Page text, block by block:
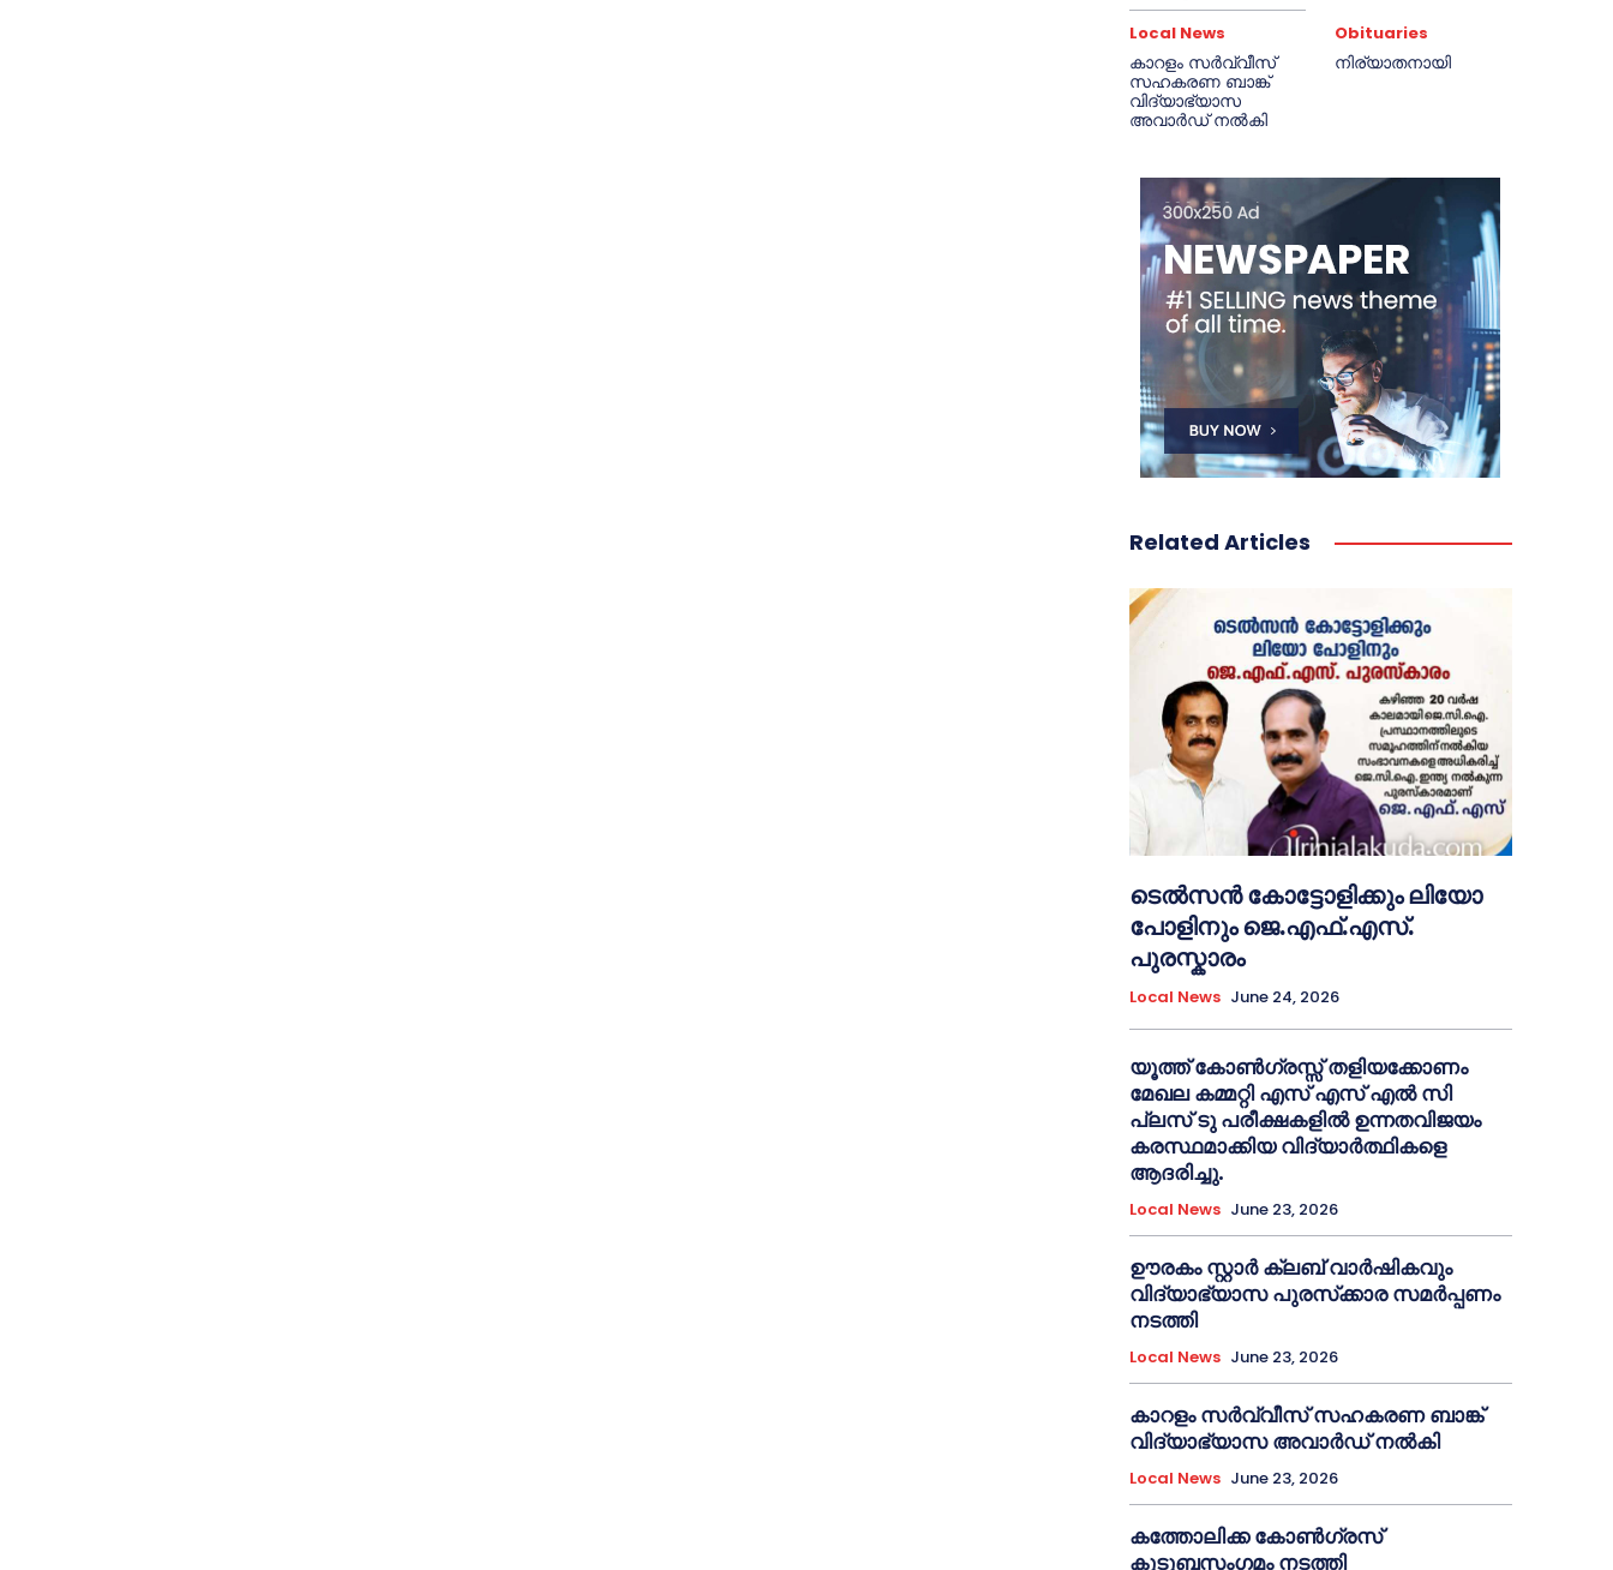
Local News
കാറളം സർവ്വീസ്
സഹകരണ ബാങ്ക്
വിദ്യാഭ്യാസ
അവാർഡ് നൽകി
Obituaries
നിര്യാതനായി
Related Articles
ടെൽസൻ കോട്ടോളിക്കും ലിയോ
പോളിനും ജെ.എഫ്.എസ്.
പുരസ്കാരം
Local News June 24, 2026
യൂത്ത് കോൺഗ്രസ്സ് തളിയക്കോണം
മേഖല കമ്മറ്റി എസ് എസ് എൽ സി
പ്ലസ് ടു പരീക്ഷകളിൽ ഉന്നതവിജയം
കരസ്ഥമാക്കിയ വിദ്യാർത്ഥികളെ
ആദരിച്ചു.
Local News June 23, 2026
ഊരകം സ്റ്റാർ ക്ലബ് വാർഷികവും
വിദ്യാഭ്യാസ പുരസ്‌ക്കാര സമർപ്പണം
നടത്തി
Local News June 23, 2026
കാറളം സർവ്വീസ് സഹകരണ ബാങ്ക്
വിദ്യാഭ്യാസ അവാർഡ് നൽകി
Local News June 23, 2026
കത്തോലിക്ക കോൺഗ്രസ്
കുടുബസംഗമം നടത്തി